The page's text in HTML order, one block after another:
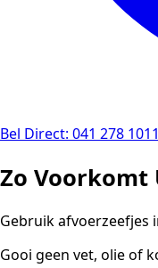
Bel Direct: 041 278 1011
Zo Voorkomt
Gebruik afvoerzeefjes
Gooi geen vet, olie of